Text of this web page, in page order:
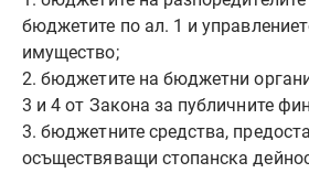
бюджетите по ал. 1 и
имущество;
2. бюджетите на бюджетни
3 и 4 от Закона за публичните
3. бюджетните средства,
осъществяващи стопанска